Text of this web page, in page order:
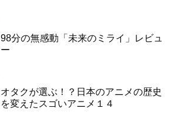
98分の無感動「未来のミライ」レビュ
ー
オタクが選ぶ！？日本のアニメの歴史
を変えたスゴいアニメ１４